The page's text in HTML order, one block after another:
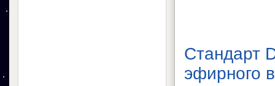
Стандарт
эфирного